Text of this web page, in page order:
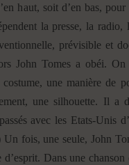
haut, soit d’en bas,
la presse, la radio,
prévisible et
John Tomes a obéi.
une manière de
une silhouette. Il a
avec les Etats-Unis
fois, une seule, John
d’esprit. Dans une